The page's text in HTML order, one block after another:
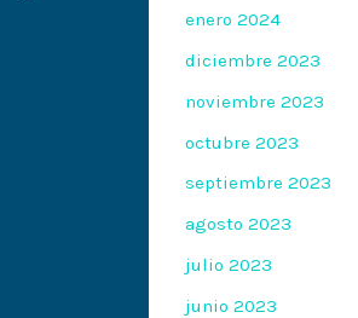
enero 2024
diciembre 2023
noviembre 2023
octubre 2023
septiembre 2023
agosto 2023
julio 2023
junio 2023